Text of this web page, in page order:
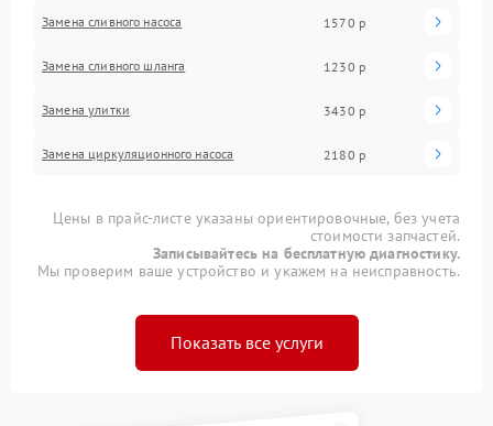
Замена сливного насоса 1570 р
Замена сливного шланга 1230 р
Замена улитки 3430 р
Замена циркуляционного насоса 2180 р
Цены в прайс-листе указаны ориентировочные, без учета
стоимости запчастей.
Записывайтесь на бесплатную диагностику.
Мы проверим ваше устройство и укажем на неисправность.
Показать все услуги